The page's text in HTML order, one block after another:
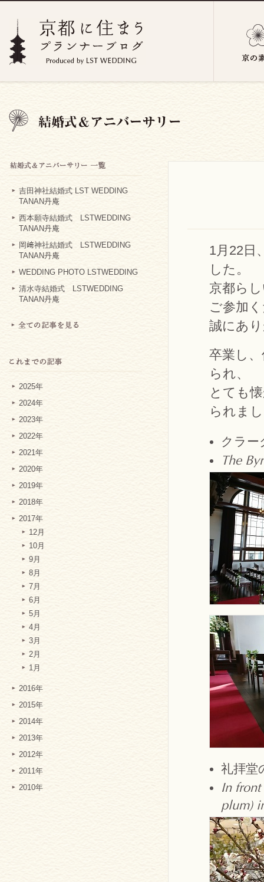
吉田神社結婚式 LST WEDDING
TANAN丹庵
西本願寺結婚式 LSTWEDDING
TANAN丹庵
岡﨑神社結婚式 LSTWEDDING
TANAN丹庵
WEDDING PHOTO LSTWEDDING
清水寺結婚式 LSTWEDDING
TANAN丹庵
2025年
2024年
2023年
2022年
2021年
2020年
2019年
2018年
2017年
12月
10月
9月
8月
7月
6月
5月
4月
3月
2月
1月
2016年
2015年
2014年
2013年
2012年
2011年
2010年
1月22日
した。
京都ら
ご参加
誠にあ
卒業し
られ、
とても
られま
クラー
The
礼拝堂
In front
plum)